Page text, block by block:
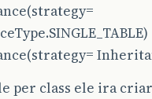
(strategy=
(strategy=
per class ele ira